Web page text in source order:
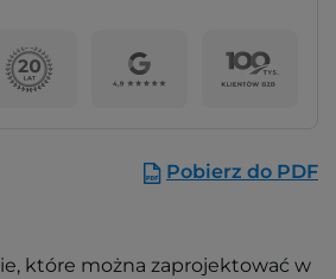
Pobierz do PDF
które można zaprojektować w